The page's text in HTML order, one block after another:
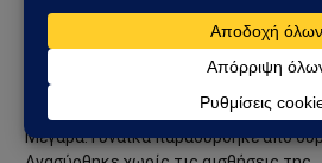
Bab al-Mandab
Φωτιά στη Δυτική Αττική: Πύρινος
Εκκενώσεις με 112 και μάχη με τις
Μέγαρα: Γυναίκα παρασύρθηκε από